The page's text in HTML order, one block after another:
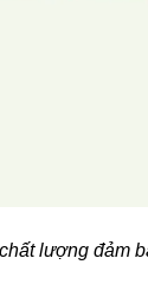
lượng đảm